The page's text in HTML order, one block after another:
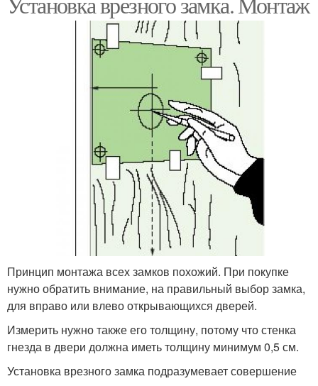
Принцип монтажа всех замков похожий. При покупке
нужно обратить внимание, на правильный выбор замка,
для вправо или влево открывающихся дверей.
Измерить нужно также его толщину, потому что стенка
гнезда в двери должна иметь толщину минимум 0,5 см.
Установка врезного замка подразумевает совершение